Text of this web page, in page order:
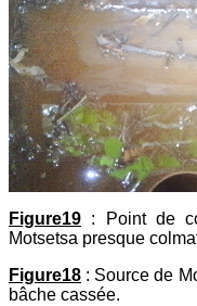
Figure19 : Point de
Motsetsa presque
Figure18 : Source de
bâche cassée.